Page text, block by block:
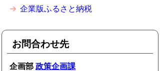
企業版ふるさと納税
お問合わせ先
企画部政策企画課